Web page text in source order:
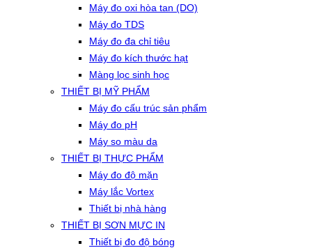
Máy đo oxi hòa tan (DO)
Máy đo TDS
Máy đo đa chỉ tiêu
Máy đo kích thước hạt
Màng lọc sinh học
THIẾT BỊ MỸ PHẨM
Máy đo cấu trúc sản phẩm
Máy đo pH
Máy so màu da
THIẾT BỊ THỰC PHẨM
Máy đo độ mặn
Máy lắc Vortex
Thiết bị nhà hàng
THIẾT BỊ SƠN MỰC IN
Thiết bị đo độ bóng